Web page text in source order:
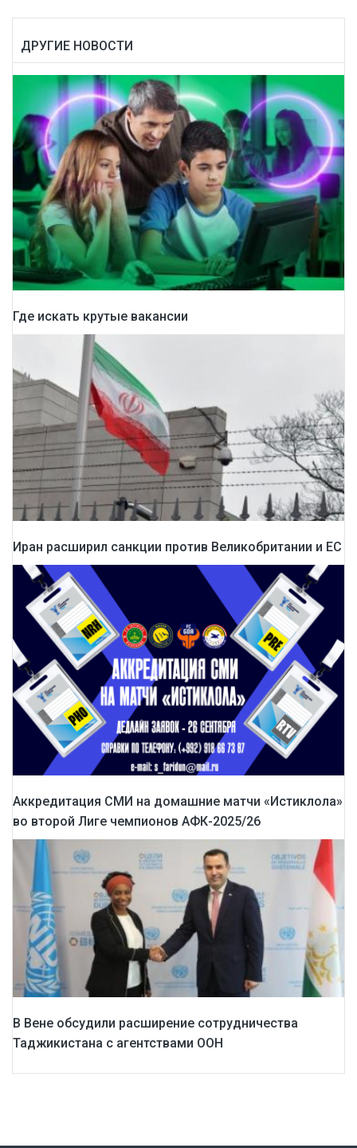
ДРУГИЕ НОВОСТИ
Где искать крутые вакансии
Иран расширил санкции против Великобритании и ЕС
Аккредитация СМИ на домашние матчи «Истиклола»
во второй Лиге чемпионов АФК-2025/26
В Вене обсудили расширение сотрудничества
Таджикистана с агентствами ООН